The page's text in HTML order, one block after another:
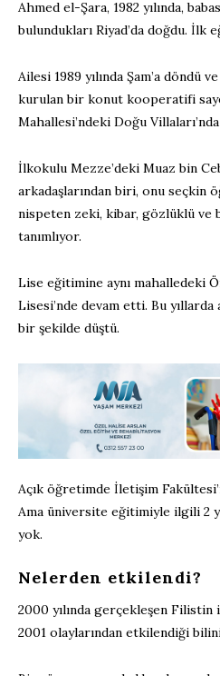
Ahmed el-Şara, 1982 yılında,
bulundukları Riyad’da doğdu. İlk
Ailesi 1989 yılında Şam’a döndü
kurulan bir konut kooperatifi
Mahallesi’ndeki Doğu Villaları’nda
İlkokulu Mezze’deki Muaz bin
arkadaşlarından biri, onu seçkin
nispeten zeki, kibar, gözlüklü ve
tanımlıyor.
Lise eğitimine aynı mahalledeki
Lisesi’nde devam etti. Bu yıllarda
bir şekilde düştü.
Açık öğretimde İletişim
Ama üniversite eğitimiyle ilgili 2
yok.
Nelerden etkilendi?
2000 yılında gerçekleşen Filistin
2001 olaylarından etkilendiği